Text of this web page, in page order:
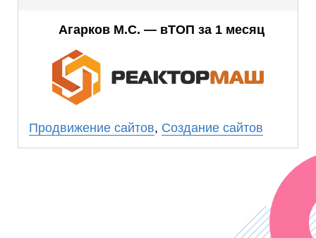
Работа выполнена профессионально.
Планируем в ближайшее время заказать
продвижение в ООО «Прогресс Сайт».
Агарков М.С. — вТОП за 1 месяц
Продвижение сайтов, Создание сайтов